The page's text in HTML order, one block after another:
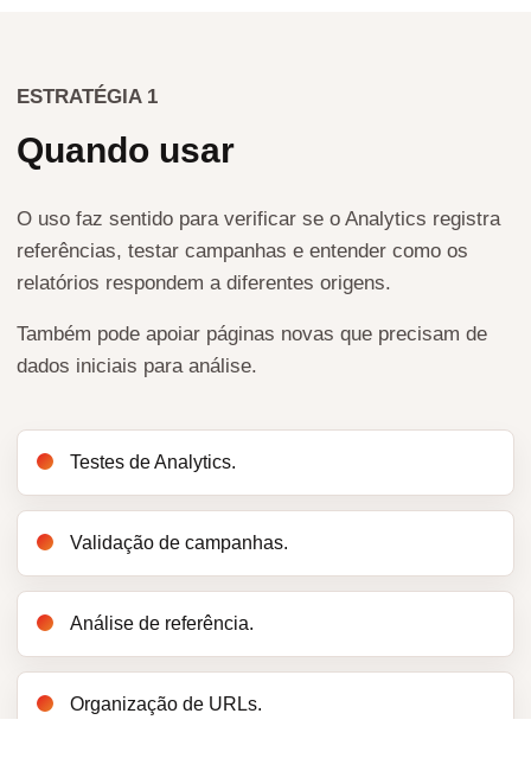
ESTRATÉGIA 1
Quando usar
O uso faz sentido para verificar se o Analytics registra
referências, testar campanhas e entender como os
relatórios respondem a diferentes origens.
Também pode apoiar páginas novas que precisam de
dados iniciais para análise.
Testes de Analytics.
Validação de campanhas.
Análise de referência.
Organização de URLs.